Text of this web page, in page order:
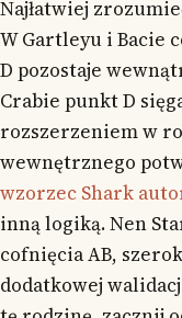
Najłatwiej
W Gartleyu i Bacie
D pozostaje
Crabie punkt D
rozszerzeniem w
wewnętrznego
wzorzec Shark
inną logiką. Nen
cofnięcia AB,
dodatkowej